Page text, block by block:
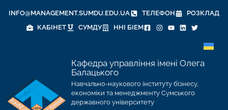
INFO@MANAGEMENT.SUMDU.EDU.UA ТЕЛЕФОН
РОЗКЛАД
КАБІНЕТ
СУМДУ ННІ БІЕМ
Кафедра управління імені Олега
Балацького
Навчально-наукового інституту бізнесу,
економіки та менеджменту Сумського
державного університету